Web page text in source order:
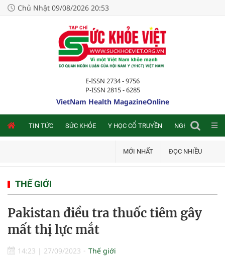
Chủ Nhật 09/08/2026 20:53
E-ISSN 2734 - 9756
P-ISSN 2815 - 6285
VietNam Health MagazineOnline
TIN TỨC SỨC KHỎE Y HỌC CỔ TRUYỀN NGHIÊN CỨU
MỚI NHẤT ĐỌC NHIỀU
THẾ GIỚI
Pakistan điều tra thuốc tiêm gây
mất thị lực mắt
14:23 | 27/09/2023 Thế giới